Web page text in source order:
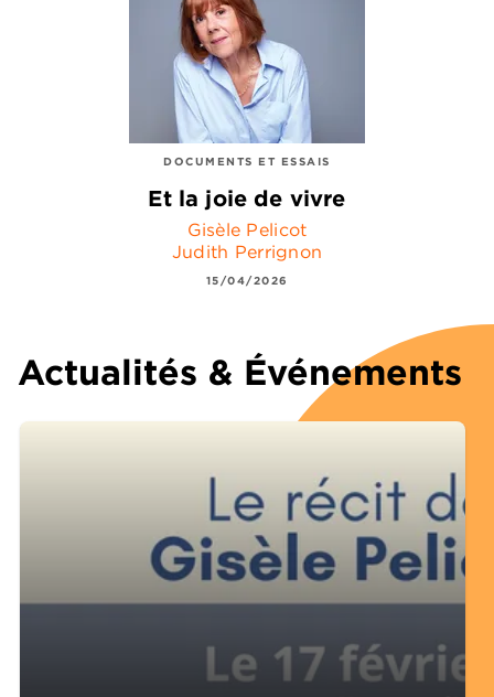
DOCUMENTS ET ESSAIS
Et la joie de vivre
Gisèle Pelicot
Judith Perrignon
15/04/2026
Actualités & Événements